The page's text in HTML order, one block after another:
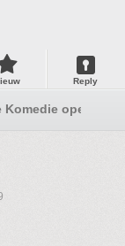
Reply
Komedie opent de